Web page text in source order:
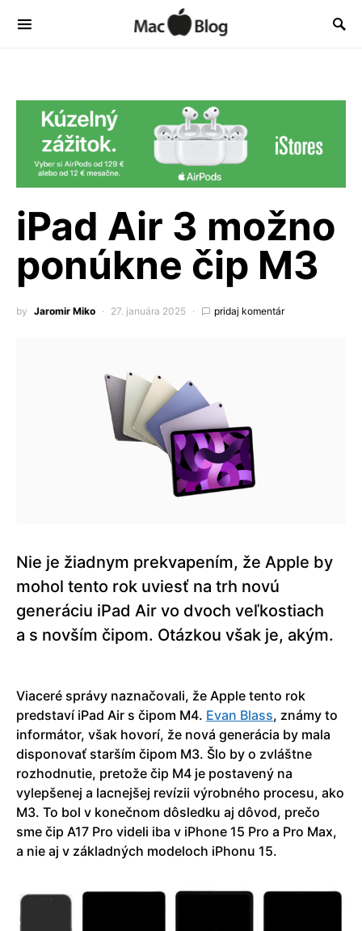
iPad Air 3 možno
ponúkne čip M3
by Jaromir Miko 27. januára 2025 pridaj komentár
Nie je žiadnym prekvapením, že Apple by
mohol tento rok uviesť na trh novú
generáciu iPad Air vo dvoch veľkostiach
a s novším čipom. Otázkou však je, akým.
Viaceré správy naznačovali, že Apple tento rok
predstaví iPad Air s čipom M4. Evan Blass, známy to
informátor, však hovorí, že nová generácia by mala
disponovať starším čipom M3. Šlo by o zvláštne
rozhodnutie, pretože čip M4 je postavený na
vylepšenej a lacnejšej revízii výrobného procesu, ako
M3. To bol v konečnom dôsledku aj dôvod, prečo
sme čip A17 Pro videli iba v iPhone 15 Pro a Pro Max,
a nie aj v základných modeloch iPhonu 15.